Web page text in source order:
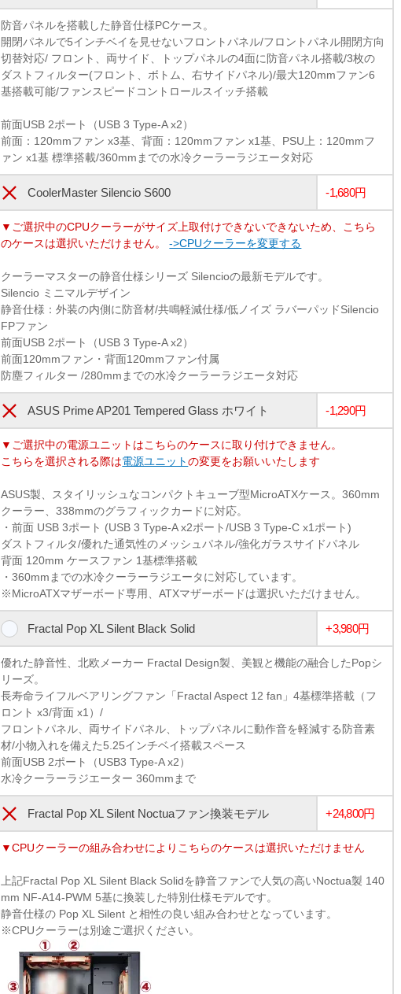
防音パネルを搭載した静音仕様PCケース。
開閉パネルで5インチベイを見せないフロントパネル/フロントパネル開閉方向
切替対応/ フロント、両サイド、トップパネルの4面に防音パネル搭載/3枚の
ダストフィルター(フロント、ボトム、右サイドパネル)/最大120mmファン6
基搭載可能/ファンスピードコントロールスイッチ搭載
前面USB 2ポート（USB 3 Type-A x2）
前面：120mmファン x3基、背面：120mmファン x1基、PSU上：120mmフ
ァン x1基 標準搭載/360mmまでの水冷クーラーラジエータ対応
CoolerMaster Silencio S600 -1,680円
▼ご選択中のCPUクーラーがサイズ上取付けできないできないため、こちら
のケースは選択いただけません。->CPUクーラーを変更する
クーラーマスターの静音仕様シリーズ Silencioの最新モデルです。
Silencio ミニマルデザイン
静音仕様：外装の内側に防音材/共鳴軽減仕様/低ノイズ ラバーパッドSilencio
FPファン
前面USB 2ポート（USB 3 Type-A x2）
前面120mmファン・背面120mmファン付属
防塵フィルター /280mmまでの水冷クーラーラジエータ対応
ASUS Prime AP201 Tempered Glass ホワイト -1,290円
▼ご選択中の電源ユニットはこちらのケースに取り付けできません。
こちらを選択される際は電源ユニットの変更をお願いいたします
ASUS製、スタイリッシュなコンパクトキューブ型MicroATXケース。360mm
クーラー、338mmのグラフィックカードに対応。
・前面 USB 3ポート (USB 3 Type-A x2ポート/USB 3 Type-C x1ポート)
ダストフィルタ/優れた通気性のメッシュパネル/強化ガラスサイドパネル
背面 120mm ケースファン 1基標準搭載
・360mmまでの水冷クーラーラジエータに対応しています。
※MicroATXマザーボード専用、ATXマザーボードは選択いただけません。
Fractal Pop XL Silent Black Solid +3,980円
優れた静音性、北欧メーカー Fractal Design製、美観と機能の融合したPopシ
リーズ。
長寿命ライフルベアリングファン「Fractal Aspect 12 fan」4基標準搭載（フ
ロント x3/背面 x1）/
フロントパネル、両サイドパネル、トップパネルに動作音を軽減する防音素
材/小物入れを備えた5.25インチベイ搭載スペース
前面USB 2ポート（USB3 Type-A x2）
水冷クーラーラジエーター 360mmまで
Fractal Pop XL Silent Noctuaファン換装モデル +24,800円
▼CPUクーラーの組み合わせによりこちらのケースは選択いただけません
上記Fractal Pop XL Silent Black Solidを静音ファンで人気の高いNoctua製 140
mm NF-A14-PWM 5基に換装した特別仕様モデルです。
静音仕様の Pop XL Silent と相性の良い組み合わせとなっています。
※CPUクーラーは別途ご選択ください。